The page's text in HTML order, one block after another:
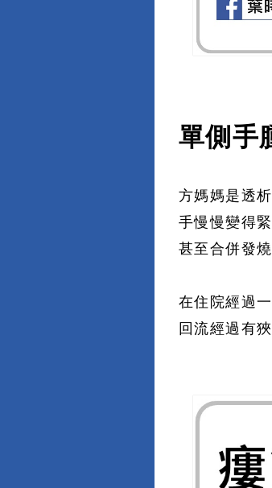
單側手
方媽媽是透
手慢慢變得
甚至合併發燒
在住院經過
回流經過有